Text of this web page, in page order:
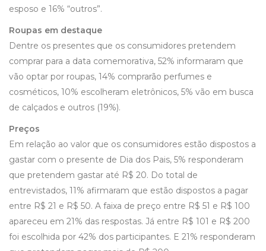
esposo e 16% “outros”.
Roupas em destaque
Dentre os presentes que os consumidores pretendem
comprar para a data comemorativa, 52% informaram que
vão optar por roupas, 14% comprarão perfumes e
cosméticos, 10% escolheram eletrônicos, 5% vão em busca
de calçados e outros (19%).
Preços
Em relação ao valor que os consumidores estão dispostos a
gastar com o presente de Dia dos Pais, 5% responderam
que pretendem gastar até R$ 20. Do total de
entrevistados, 11% afirmaram que estão dispostos a pagar
entre R$ 21 e R$ 50. A faixa de preço entre R$ 51 e R$ 100
apareceu em 21% das respostas. Já entre R$ 101 e R$ 200
foi escolhida por 42% dos participantes. E 21% responderam